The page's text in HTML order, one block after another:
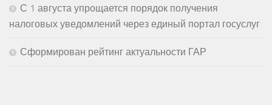
С 1 августа упрощается порядок получения
налоговых уведомлений через единый портал госуслуг
Сформирован рейтинг актуальности ГАР